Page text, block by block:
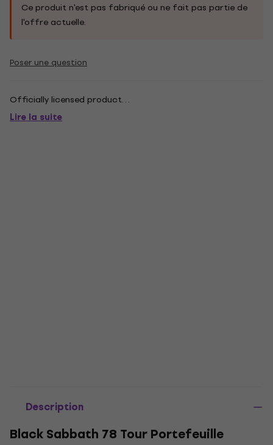
Ce produit n'est pas fabriqué ou ne fait pas partie de
l'offre actuelle.
Poser une question
Officially licensed product. . .
Lire la suite
Description
Black Sabbath 78 Tour Portefeuille